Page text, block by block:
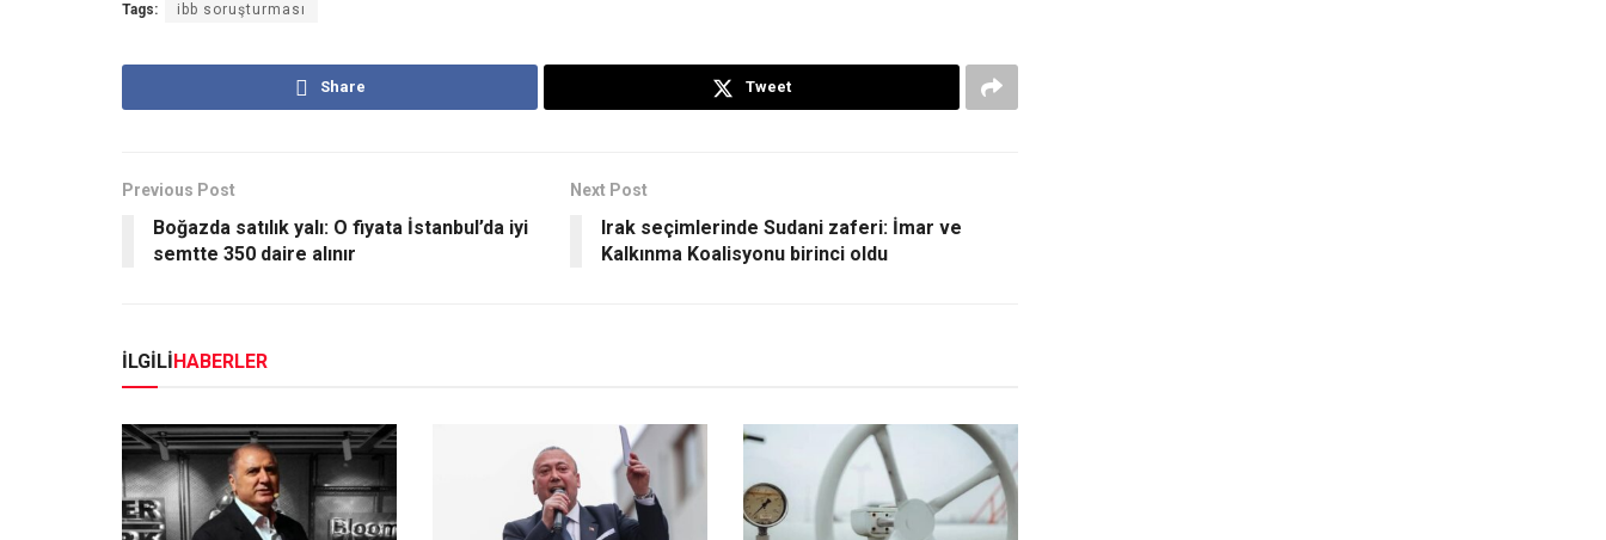
Tags: ibb soruşturması
Share Tweet
Previous Post
Boğazda satılık yalı: O fiyata İstanbul’da iyi
semtte 350 daire alınır
Next Post
Irak seçimlerinde Sudani zaferi: İmar ve
Kalkınma Koalisyonu birinci oldu
İLGİLİHABERLER